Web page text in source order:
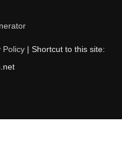
Policy | Shortcut to this site: